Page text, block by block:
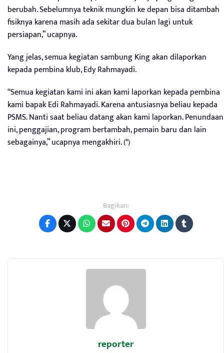
berubah. Sebelumnya teknik mungkin ke depan bisa ditambah
fisiknya karena masih ada sekitar dua bulan lagi untuk
persiapan,” ucapnya.
Yang jelas, semua kegiatan sambung King akan dilaporkan
kepada pembina klub, Edy Rahmayadi.
“Semua kegiatan kami ini akan kami laporkan kepada pembina
kami bapak Edi Rahmayadi. Karena antusiasnya beliau kepada
PSMS. Nanti saat beliau datang akan kami laporkan. Penundaan
ini, penggajian, program bertambah, pemain baru dan lain
sebagainya,” ucapnya mengakhiri. (*)
Bagikan:
reporter